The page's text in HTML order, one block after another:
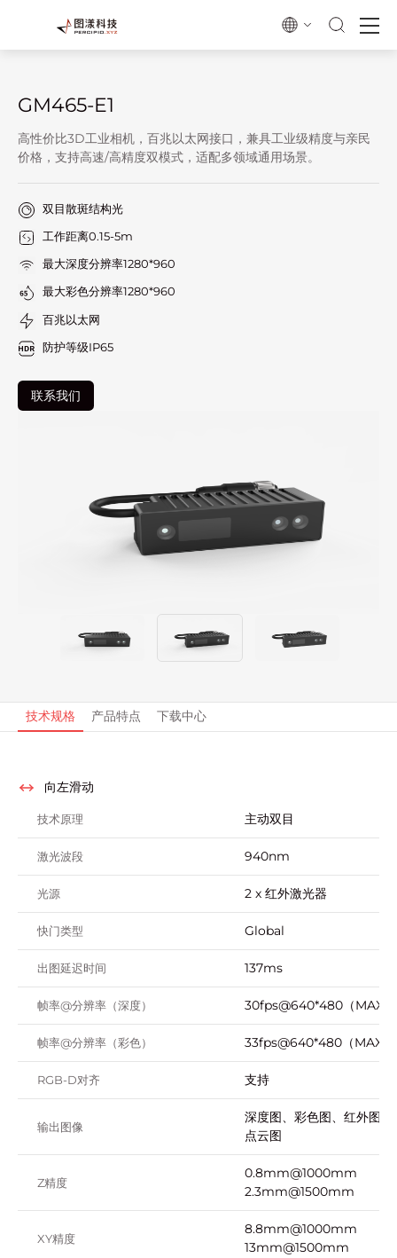
GM465-E1
高性价比3D工业相机，百兆以太网接口，兼具工业级精度与亲民
价格，支持高速/高精度双模式，适配多领域通用场景。
双目散斑结构光
工作距离0.15-5m
最大深度分辨率1280*960
最大彩色分辨率1280*960
百兆以太网
防护等级IP65
联系我们
技术规格 产品特点 下载中心
向左滑动
技术原理 主动双目
激光波段 940nm
光源 2 x 红外激光器
快门类型 Global
出图延迟时间 137ms
帧率@分辨率（深度） 30fps@640*480（MAX）
帧率@分辨率（彩色） 33fps@640*480（MAX）
RGB-D对齐 支持
输出图像
深度图、彩色图、红外图、
点云图
Z精度
0.8mm@1000mm
2.3mm@1500mm
XY精度
8.8mm@1000mm
13mm@1500mm